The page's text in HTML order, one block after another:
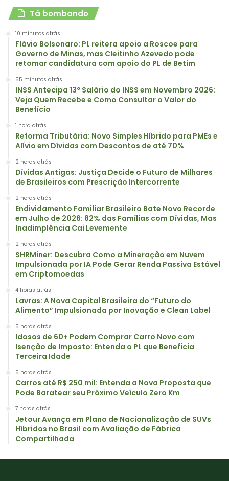
Tá bombando
10 minutos atrás
Flávio Bolsonaro: PL reitera apoio a Roscoe para
Governo de Minas, mas Cleitinho Azevedo pode
retomar candidatura com apoio do PL de Betim
55 minutos atrás
INSS Antecipa 13º Salário do INSS em Novembro 2026:
Veja Quem Recebe e Como Consultar o Valor do
Benefício
1 hora atrás
Reforma Tributária: Novo Simples Híbrido para PMEs e
Alívio em Dívidas com Descontos de até 70%
2 horas atrás
Dívidas Antigas: Justiça Decide o Futuro de Milhares
de Brasileiros com Prescrição Intercorrente
2 horas atrás
Endividamento Familiar Brasileiro Bate Novo Recorde
em Julho de 2026: 82% das Famílias com Dívidas, Mas
Inadimplência Cai Levemente
2 horas atrás
SHRMiner: Descubra Como a Mineração em Nuvem
Impulsionada por IA Pode Gerar Renda Passiva Estável
em Criptomoedas
4 horas atrás
Lavras: A Nova Capital Brasileira do “Futuro do
Alimento” Impulsionada por Inovação e Clean Label
5 horas atrás
Idosos de 60+ Podem Comprar Carro Novo com
Isenção de Imposto: Entenda o PL que Beneficia
Terceira Idade
5 horas atrás
Carros até R$ 250 mil: Entenda a Nova Proposta que
Pode Baratear seu Próximo Veículo Zero Km
7 horas atrás
Jetour Avança em Plano de Nacionalização de SUVs
Híbridos no Brasil com Avaliação de Fábrica
Compartilhada